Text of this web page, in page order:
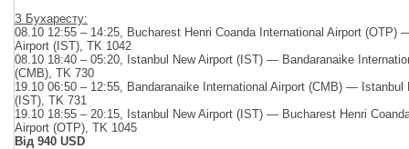
З Бухаресту:
08.10 12:55 – 14:25, Bucharest Henri Coanda International Airport (OTP)
Airport (IST), TK 1042
08.10 18:40 – 05:20, Istanbul New Airport (IST) — Bandaranaike
(CMB), TK 730
19.10 06:50 – 12:55, Bandaranaike International Airport (CMB) — Istanbul
(IST), TK 731
19.10 18:55 – 20:15, Istanbul New Airport (IST) — Bucharest Henri
Airport (OTP), TK 1045
Від 940 USD